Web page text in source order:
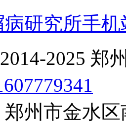
研究所手机
2025 郑
郑州市金水